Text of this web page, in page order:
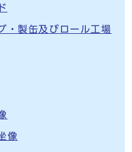
・製缶及びロール工場
像